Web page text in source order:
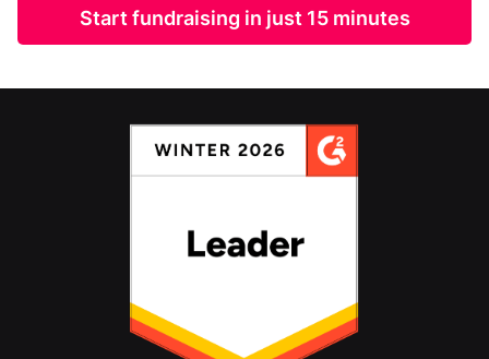
Start fundraising in just 15 minutes